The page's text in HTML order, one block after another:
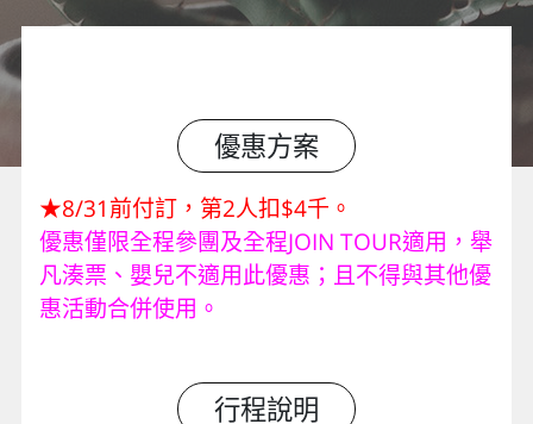
優惠方案
★8/31前付訂，第2人扣$4千。
優惠僅限全程參團及全程JOIN TOUR適用，舉
凡湊票、嬰兒不適用此優惠；且不得與其他優
惠活動合併使用。
行程說明